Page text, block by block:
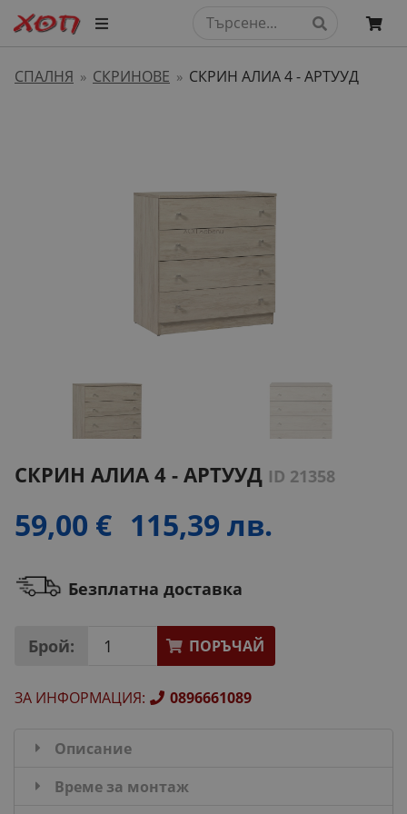
СПАЛНЯ » СКРИНОВЕ » СКРИН АЛИА 4 - АРТУУД
СКРИН АЛИА 4 - АРТУУД ID 21358
59,00 € 115,39 лв.
Безплатна доставка
Брой: ПОРЪЧАЙ
ЗА ИНФОРМАЦИЯ: 0896661089
Описание
Време за монтаж